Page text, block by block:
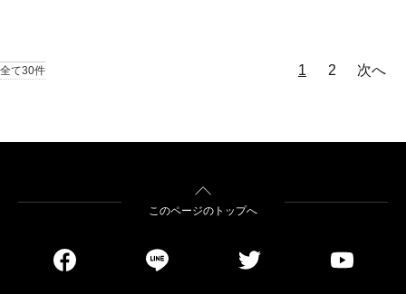
全て30件 1 2 次へ
このページのトップへ